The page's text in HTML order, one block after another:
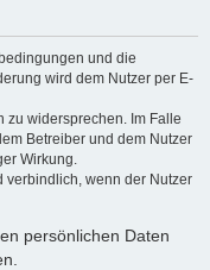
und die
wird dem Nutzer per E-
zu widersprechen. Im Falle
Betreiber und dem Nutzer
Wirkung.
verbindlich, wenn der Nutzer
persönlichen Daten